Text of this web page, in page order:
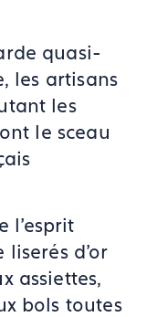
quasi-
les artisans
les
le sceau
l’esprit
d’or
assiettes,
bols toutes